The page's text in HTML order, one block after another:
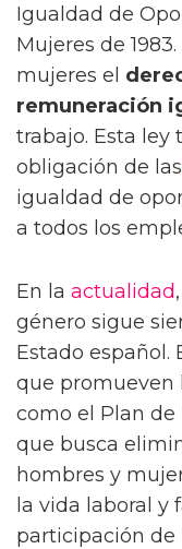
Igualdad de
Mujeres de
mujeres el
remuneración
trabajo. Esta ley
obligación de las
igualdad de
a todos los
En la actualidad
género sigue
Estado español.
que promueven
como el Plan de
que busca
hombres y
la vida laboral y
participación de